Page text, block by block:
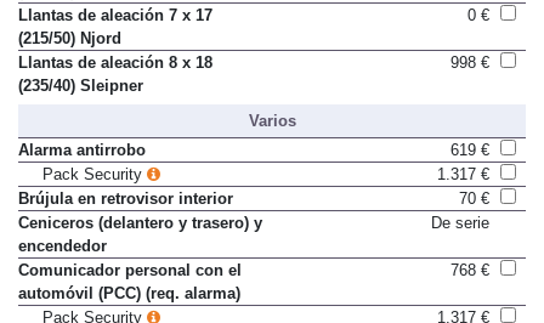
(215/50) Balder
Llantas de aleación 7 x 17
(215/50) Njord
Llantas de aleación 8 x 18
Varios
Alarma antirrobo
619 €
Pack Security
1.317 €
Brújula en retrovisor interior
70 €
Ceniceros (delantero y trasero) y
encendedor
Comunicador personal con el
automóvil (PCC) (req. alarma)